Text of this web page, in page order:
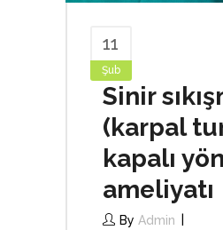
11
Şub
Sinir
(karpal
kapalı
ameliyatı
By Admin